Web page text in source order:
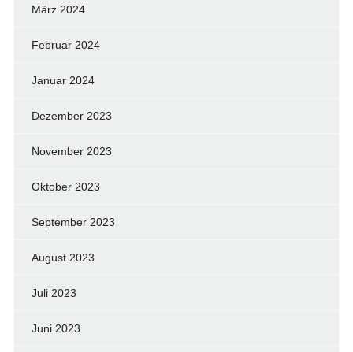
März 2024
Februar 2024
Januar 2024
Dezember 2023
November 2023
Oktober 2023
September 2023
August 2023
Juli 2023
Juni 2023